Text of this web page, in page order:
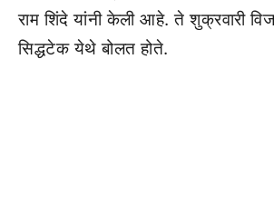
राम शिंदे यांनी केली आहे. ते शुक्रवारी
सिद्धटेक येथे बोलत होते.